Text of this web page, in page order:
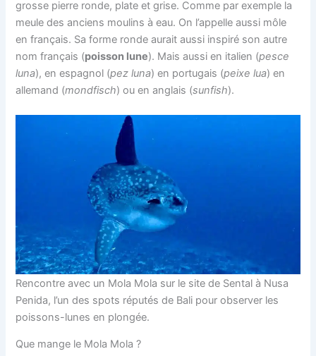
grosse pierre ronde, plate et grise. Comme par exemple la
meule des anciens moulins à eau. On l’appelle aussi môle
en français. Sa forme ronde aurait aussi inspiré son autre
nom français (poisson lune). Mais aussi en italien (pesce
luna), en espagnol (pez luna) en portugais (peixe lua) en
allemand (mondfisch) ou en anglais (sunfish).
Rencontre avec un Mola Mola sur le site de Sental à Nusa
Penida, l’un des spots réputés de Bali pour observer les
poissons-lunes en plongée.
Que mange le Mola Mola ?